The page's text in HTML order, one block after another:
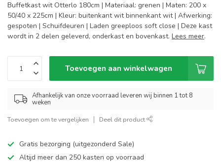
Buffetkast wit Otterlo 180cm | Materiaal: grenen | Maten: 200 x
50/40 x 225cm | Kleur: buitenkant wit binnenkant wit | Afwerking:
gespoten | Schuifdeuren | Laden greeploos soft close | Deze kast
wordt in 2 delen geleverd, onderkast en bovenkast. Lees meer.
Toevoegen aan winkelwagen
Afhankelijk van onze voorraad leveren wij binnen 1 tot 8
weken
Toevoegen om te vergelijken Deel dit product
Gratis bezorging (uitgezonderd Sale)
Altijd meer dan 250 kasten op voorraad